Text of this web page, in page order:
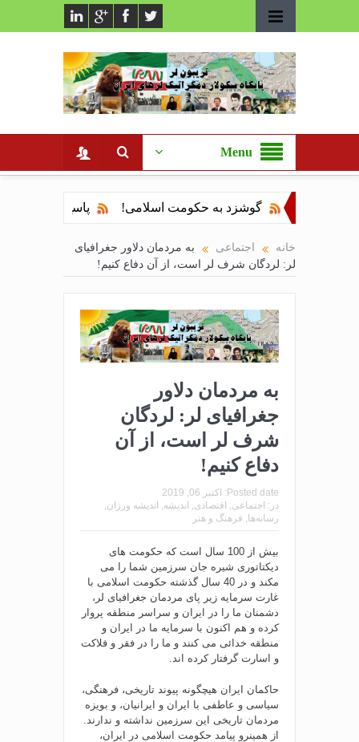
Menu
گوشزد به حکومت اسلامی! پاسخ دادستان
خانه اجتماعی
به مردمان دلاور جغرافیای
لر: لردگان شرف لر است، از آن دفاع کنیم!
به مردمان دلاور
جغرافیای لر: لردگان
شرف لر است، از آن
دفاع کنیم!
Posted date: اکتبر 06, 2019
در: اجتماعی اقتصادی اندیشه اندیشه ورزان
رسانه‌ها فرهنگ و هنر
بیش از 100 سال است که حکومت های
دیکتاتوری شیره جان سرزمین شما را می
مکند و در 40 سال گذشته حکومت اسلامی با
غارت سرمایه زیر پای مردمان جغرافیای لر،
دشمنان ما را در ایران و سراسر منطقه پروار
کرده و هم اکنون با سرمایه ما در ایران و
منطقه خدائی می کنند و ما را در فقر و فلاکت
و اسارت گرفتار کرده اند.
حاکمان ایران هیچگونه پیوند تاریخی، فرهنگی،
سیاسی و عاطفی با ایران و ایرانیان، و بویزه
مردمان تاریخی این سرزمین نداشته و ندارند.
از همینرو پیامد حکومت اسلامی در ایران،